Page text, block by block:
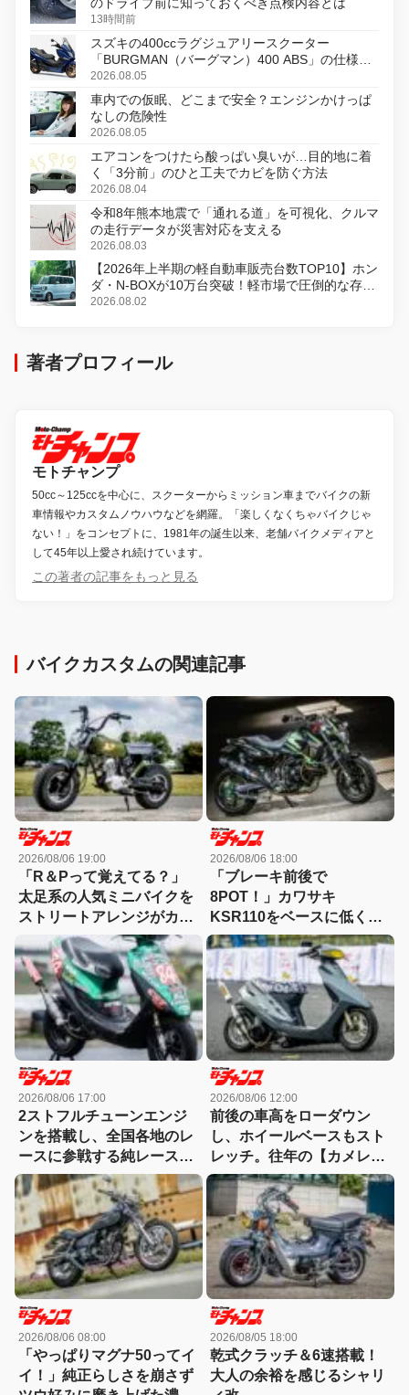
13時間前
スズキの400ccラグジュアリースクーター
「BURGMAN（バーグマン）400 ABS」の仕様を
変更し、8月18日に発売
2026.08.05
車内での仮眠、どこまで安全？エンジンかけっぱ
なしの危険性
2026.08.05
エアコンをつけたら酸っぱい臭いが…目的地に着
く「3分前」のひと工夫でカビを防ぐ方法
2026.08.04
令和8年熊本地震で「通れる道」を可視化、クルマ
の走行データが災害対応を支える
2026.08.03
【2026年上半期の軽自動車販売台数TOP10】ホン
ダ・N-BOXが10万台突破！軽市場で圧倒的な存在
感
2026.08.02
著者プロフィール
モトチャンプ
50cc～125ccを中心に、スクーターからミッション車までバイクの新
車情報やカスタムノウハウなどを網羅。「楽しくなくちゃバイクじゃ
ない！」をコンセプトに、1981年の誕生以来、老舗バイクメディアと
して45年以上愛され続けています。
この著者の記事をもっと見る
バイクカスタムの関連記事
2026/08/06 19:00
「R＆Pって覚えてる？」
太足系の人気ミニバイクを
ストリートアレンジがカッ
コ良すぎる！
2026/08/06 18:00
「ブレーキ前後で
8POT！」カワサキ
KSR110をベースに低く怪
しくもっと長く！【4MINI
カスタム】
2026/08/06 17:00
2ストフルチューンエンジ
ンを搭載し、全国各地のレ
ースに参戦する純レース仕
様のライブDio-ZX
2026/08/06 12:00
前後の車高をローダウン
し、ホイールベースもスト
レッチ。往年の【カメレオ
ンファクトリー】が懐かし
いスーパーDioカスタム
2026/08/06 08:00
「やっぱりマグナ50ってイ
イ！」純正らしさを崩さず
2026/08/05 18:00
乾式クラッチ＆6速搭載！
大人の余裕を感じるシャリ